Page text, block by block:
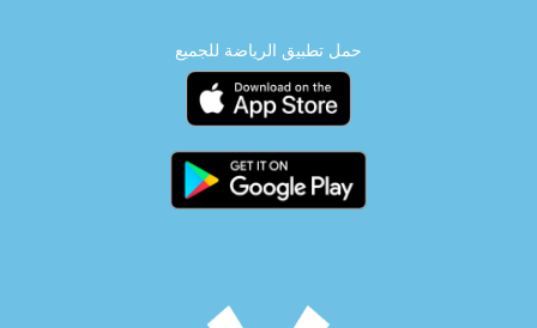
حمل تطبيق الرياضة للجميع